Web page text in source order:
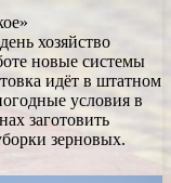
хозяйство
новые системы
идёт в штатном
условия в
заготовить
зерновых.